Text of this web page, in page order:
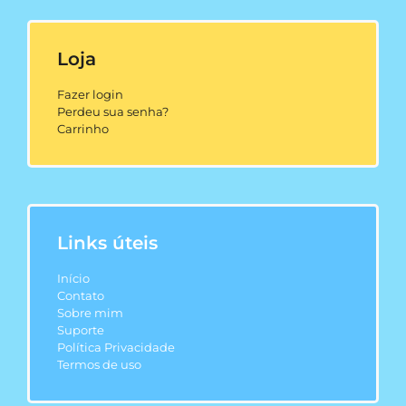
Loja
Fazer login
Perdeu sua senha?
Carrinho
Links úteis
Início
Contato
Sobre mim
Suporte
Política Privacidade
Termos de uso